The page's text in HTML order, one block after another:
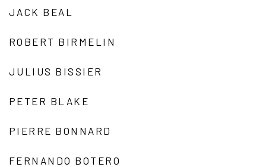
JACK BEAL
ROBERT BIRMELIN
JULIUS BISSIER
PETER BLAKE
PIERRE BONNARD
FERNANDO BOTERO